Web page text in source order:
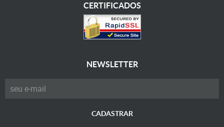
CERTIFICADOS
NEWSLETTER
CADASTRAR